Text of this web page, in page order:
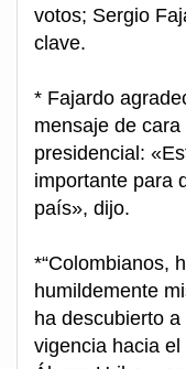
votos; Sergio
clave.
* Fajardo
mensaje de
presidencial:
importante para
país», dijo.
*“Colombianos,
humildemente
ha descubierto
vigencia hacia